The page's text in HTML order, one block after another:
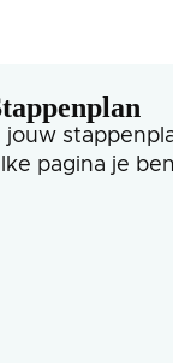
jouw
pagina je